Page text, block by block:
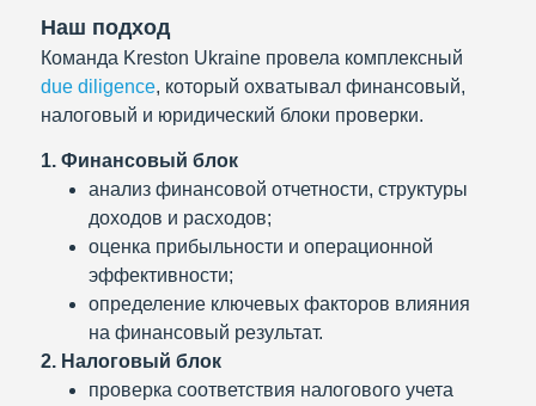
Наш подход
Команда Kreston Ukraine провела комплексный
due diligence, который охватывал финансовый,
налоговый и юридический блоки проверки.
1. Финансовый блок
анализ финансовой отчетности, структуры
доходов и расходов;
оценка прибыльности и операционной
эффективности;
определение ключевых факторов влияния
на финансовый результат.
2. Налоговый блок
проверка соответствия налогового учета